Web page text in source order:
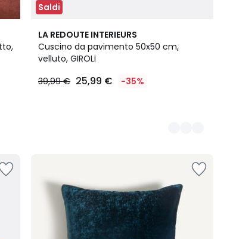
Saldi
LA REDOUTE INTERIEURS
Cuscino da pavimento 50x50 cm,
velluto, GIROLI
39,99 € 25,99 € -35%
3
Colori